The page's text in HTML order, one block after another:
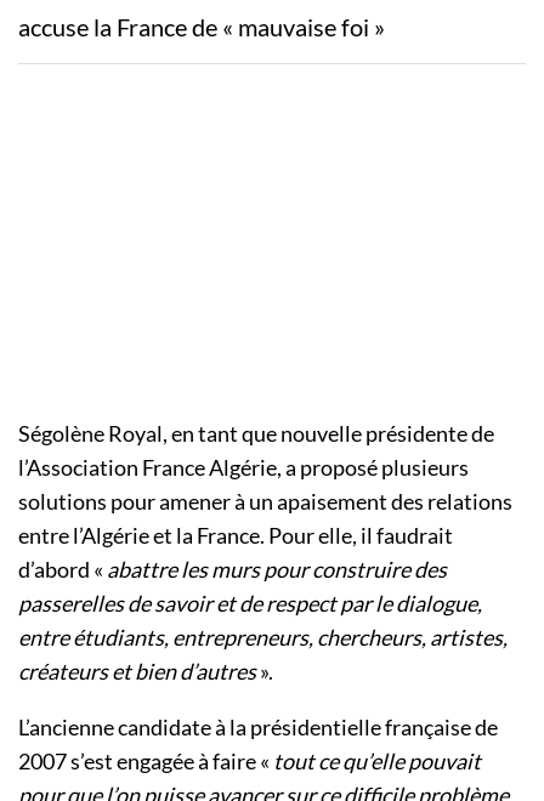
accuse la France de « mauvaise foi »
Ségolène Royal, en tant que nouvelle présidente de
l’Association France Algérie, a proposé plusieurs
solutions pour amener à un apaisement des relations
entre l’Algérie et la France. Pour elle, il faudrait
d’abord « abattre les murs pour construire des
passerelles de savoir et de respect par le dialogue,
entre étudiants, entrepreneurs, chercheurs, artistes,
créateurs et bien d’autres».
L’ancienne candidate à la présidentielle française de
2007 s’est engagée à faire « tout ce qu’elle pouvait
pour que l’on puisse avancer sur ce difficile problème